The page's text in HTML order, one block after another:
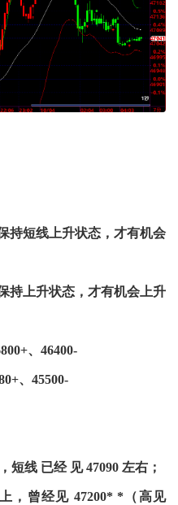
持短线上升状态，才有机会
持上升状态，才有机会上升
、46400-
、45500-
短线 已经 见 47090 左右；
，曾经见 47200* *（高见